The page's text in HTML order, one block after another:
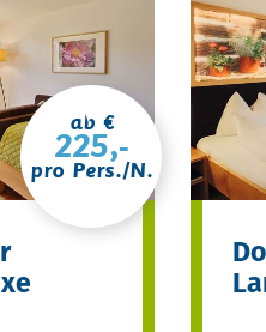
ab €
225,-
pro Pers./N.